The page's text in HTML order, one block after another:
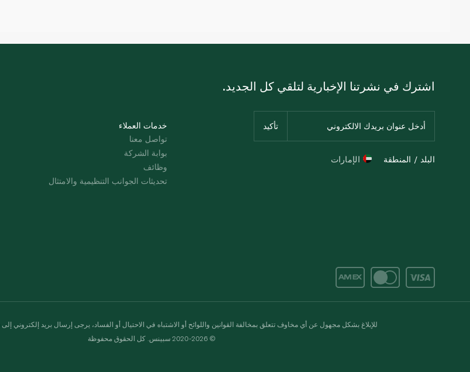
خدمات العملاء
تواصل معنا
بوابة الشركة
وظائف
تحديثات الجوانب التنظيمية والامتثال
اشترك في نشرتنا الإخبارية لتلقي كل الجديد.
البلد / المنطقة الإمارات
للإبلاغ بشكل مجهول عن أي مخاوف تتعلق بمخالفة القوانين واللوائح أو الاشتباه في الاحتيال أو الفساد، يرجى إرسال بريد إلكتروني إلى
© 2020-2026 سبينس. كل الحقوق محفوظة